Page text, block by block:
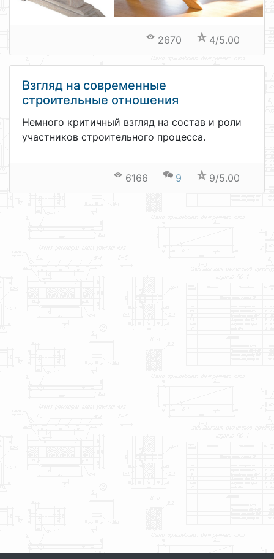
2670 4/5.00
Взгляд на современные
строительные отношения
Немного критичный взгляд на состав и роли
участников строительного процесса.
6166 9 9/5.00